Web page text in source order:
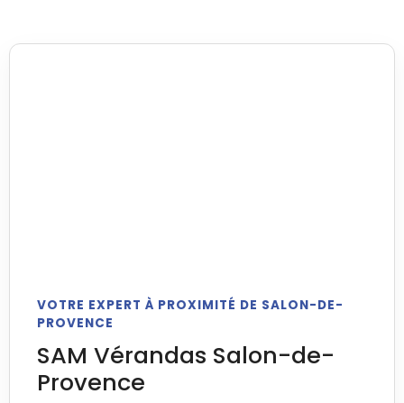
VOTRE EXPERT À PROXIMITÉ DE SALON-DE-
PROVENCE
SAM Vérandas Salon-de-
Provence